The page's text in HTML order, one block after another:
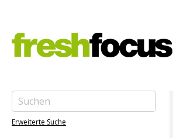
Erweiterte Suche